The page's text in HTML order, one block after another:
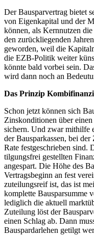
Der Bausparvertrag bietet
von Eigenkapital und der
können, als Kernnutzen
den zurückliegenden
geworden, weil die
die EZB-Politik weiter
könnte bald vorbei sein.
wird dann noch an
Das Prinzip
Schon jetzt können sich
Zinskonditionen über
sichern. Und zwar mithilfe
der Bausparkassen, bei
Rate festgeschrieben sind.
tilgungsfrei gestellten
angespart. Die Höhe des
Vertragsbeginn an fest
zuteilungsreif ist, das ist
komplette Bausparsumme
lediglich die aktuell
Zuteilung löst der
einen Schlag ab. Dann
Bauspardarlehen getilgt